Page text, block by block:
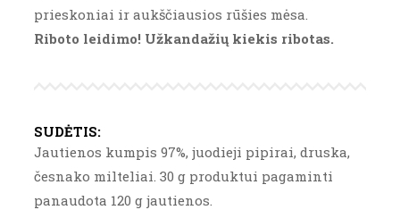
prieskoniai ir aukščiausios rūšies mėsa.
Riboto leidimo! Užkandažių kiekis ribotas.
SUDĖTIS:
Jautienos kumpis 97%, juodieji pipirai, druska,
česnako milteliai. 30 g produktui pagaminti
panaudota 120 g jautienos.